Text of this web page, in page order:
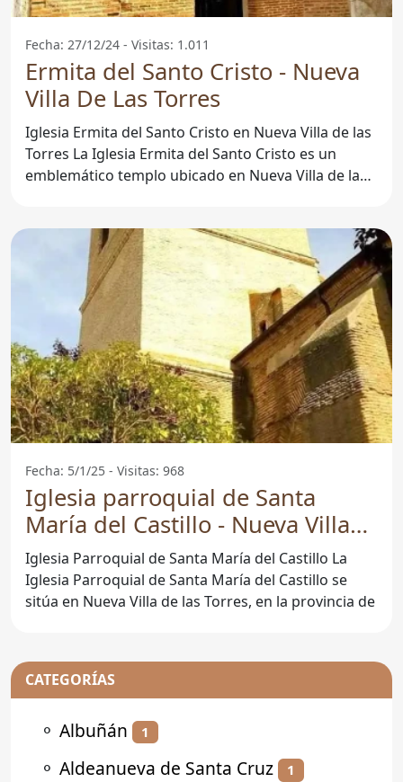
Fecha: 27/12/24 - Visitas: 1.011
Ermita del Santo Cristo - Nueva
Villa De Las Torres
Iglesia Ermita del Santo Cristo en Nueva Villa de las
Torres La Iglesia Ermita del Santo Cristo es un
emblemático templo ubicado en Nueva Villa de las
Fecha: 5/1/25 - Visitas: 968
Iglesia parroquial de Santa
María del Castillo - Nueva Villa
De Las Torres
Iglesia Parroquial de Santa María del Castillo La
Iglesia Parroquial de Santa María del Castillo se
sitúa en Nueva Villa de las Torres, en la provincia de
CATEGORÍAS
⚬ Albuñán 1
⚬ Aldeanueva de Santa Cruz 1